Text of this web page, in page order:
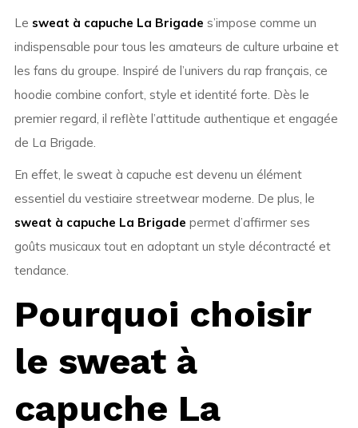
Le sweat à capuche La Brigade s’impose comme un
indispensable pour tous les amateurs de culture urbaine et
les fans du groupe. Inspiré de l’univers du rap français, ce
hoodie combine confort, style et identité forte. Dès le
premier regard, il reflète l’attitude authentique et engagée
de La Brigade.
En effet, le sweat à capuche est devenu un élément
essentiel du vestiaire streetwear moderne. De plus, le
sweat à capuche La Brigade permet d’affirmer ses
goûts musicaux tout en adoptant un style décontracté et
tendance.
Pourquoi choisir
le sweat à
capuche La